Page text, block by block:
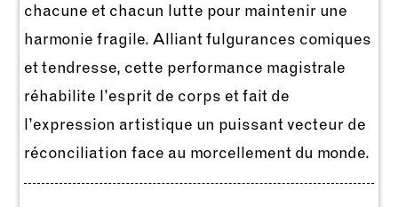
chacune et chacun lutte pour maintenir une
harmonie fragile. Alliant fulgurances comiques
et tendresse, cette performance magistrale
réhabilite l’esprit de corps et fait de
l’expression artistique un puissant vecteur de
réconciliation face au morcellement du monde.